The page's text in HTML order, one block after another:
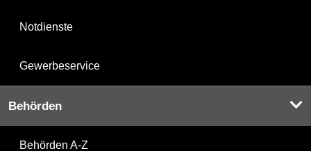
Notdienste
Gewerbeservice
Behörden
Behörden A-Z